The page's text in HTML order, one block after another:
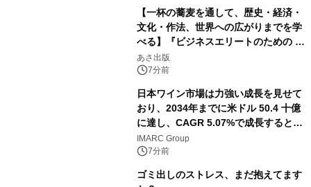
【一杯の蕎麦を通して、歴史・経済・
文化・作法、世界への広がりまでを学
べる】『ビジネスエリートのための 教
養としての蕎麦』2026年8月25日
（火）発売
あさ出版
7分前
日本ワイン市場は力強い成長を見せて
おり、2034年までに米ドル 50.4 十億
に達し、CAGR 5.07%で成長すると予
測
IMARC Group
7分前
ゴミ出しのストレス、まだ抱えてます